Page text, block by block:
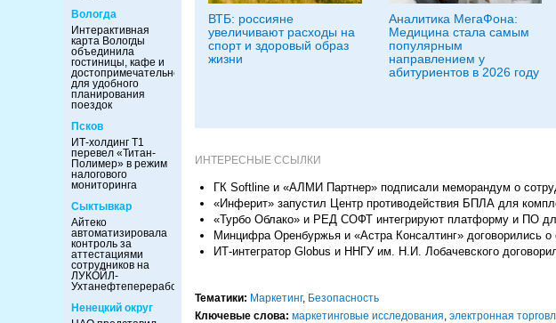
Вологда
Интерактивная
карта Вологды
объединила
гостиницы, кафе и
достопримечательности
для удобного
планирования
поездок
Псков
ИТ-холдинг Т1
перевел «Титан-
Полимер» в режим
налогового
мониторинга
Сыктывкар
Айтеко
автоматизировала
контроль за
аттестациями
сотрудников на
ЛУКОЙЛ-
Ухтанефтепереработка
Ненецкий округ
ВТБ: россияне
увеличивают расходы на
спорт и здоровый образ
жизни
Аналитика МегаФона:
Медицина стала самым
популярным
направлением у
абитуриентов в 2026 году
ИНТЕРЕСНЫЕ ССЫЛКИ
ГК Softline и «АЛМИ Партнер» подписали меморандум о
«Инферит» запустил Центр противодействия БПЛА для
«Турбо Облако» и РЕД СОФТ интегрируют платформу и ПО
Минцифра Оренбуржья и «Астра Консалтинг» договорились
ИТ-интегратор Globus и ННГУ им. Н.И. Лобачевского
Тематики: Маркетинг, Безопасность
Ключевые слова: маркетинговые исследования, электронная